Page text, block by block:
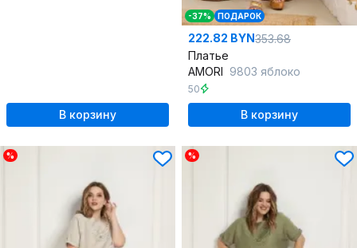
В корзину
-37% ПОДАРОК
222.82 BYN353.68
Платье
AMORI 9803 яблоко
50
В корзину
% %